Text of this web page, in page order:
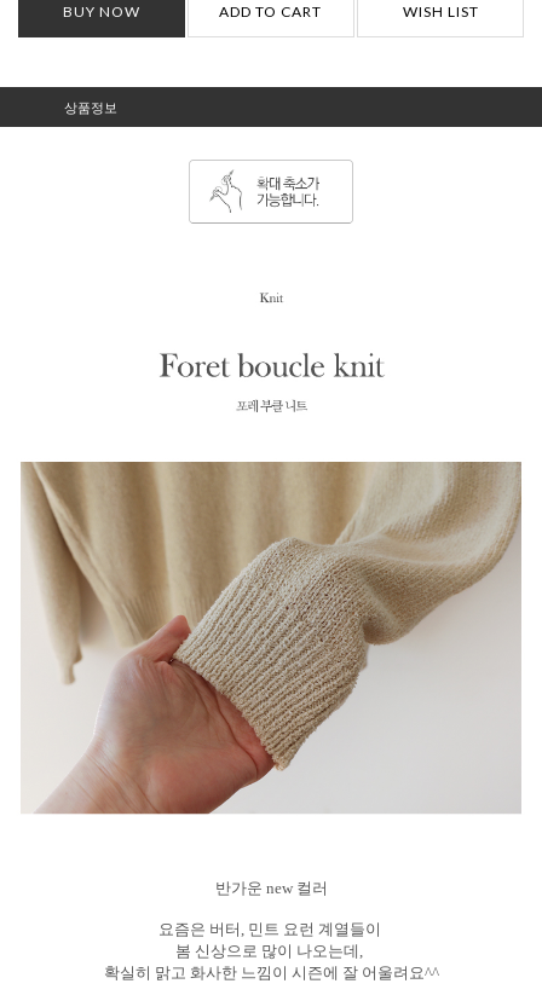
BUY NOW ADD TO CART WISH LIST
상품정보
반가운 new 컬러
요즘은 버터, 민트 요런 계열들이
봄 신상으로 많이 나오는데,
확실히 맑고 화사한 느낌이 시즌에 잘 어울려요^^